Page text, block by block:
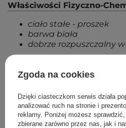
Właściwości Fizyczno-
ciało stałe - proszek
barwa biała
dobrze rozpuszczalny
Maksymalne stężenie w
użycia to:
1,0 % w produktach
0,5 % - w innych
Zgoda na cookies
Dzięki ciasteczkom serwis działa
analizować ruch na stronie i
reklamy. Poniżej możesz
zbierane zarówno przez nas, jak i